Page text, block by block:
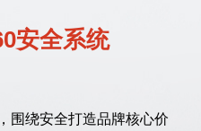
安全系统
围绕安全打造品牌核心价